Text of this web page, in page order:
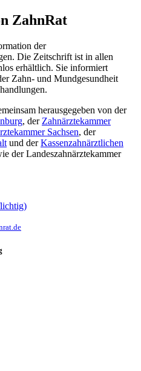
ZahnRat
der
Die Zeitschrift ist in allen
erhältlich. Sie informiert
Zahn- und Mundgesundheit
herausgegeben von der
, der Zahnärztekammer
Sachsen, der
und derKassenzahnärztlichen
der Landeszahnärztekammer